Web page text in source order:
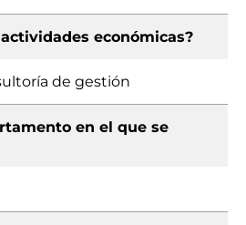
económicas?
de gestión
en el que se